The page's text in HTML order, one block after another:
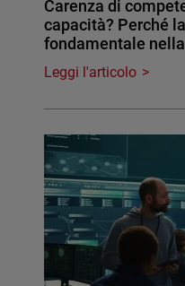
Carenza di
capacità? Perché
fondamentale
Leggi l'articolo